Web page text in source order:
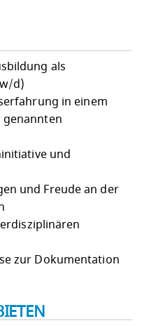
als
d)
in einem
und
und Freude an der
zur Dokumentation